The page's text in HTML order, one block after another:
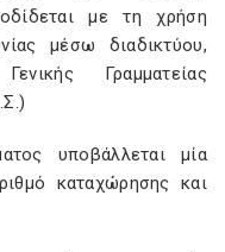
με τη χρήση
μέσω διαδικτύου,
Γραμματείας
υποβάλλεται μία
καταχώρησης και